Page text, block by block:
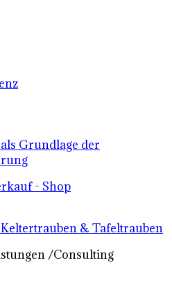
Grundlage der
- Shop
& Tafeltrauben
/Consulting